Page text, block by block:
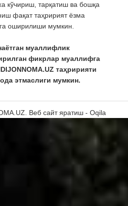
кўчириш, тарқатиш ва бошқа
фақат таҳририят ёзма
оширилиши мумкин.
муаллифлик
фикрлар муаллифга
таҳририяти
этмаслиги мумкин.
Веб сайт яратиш - Oqila